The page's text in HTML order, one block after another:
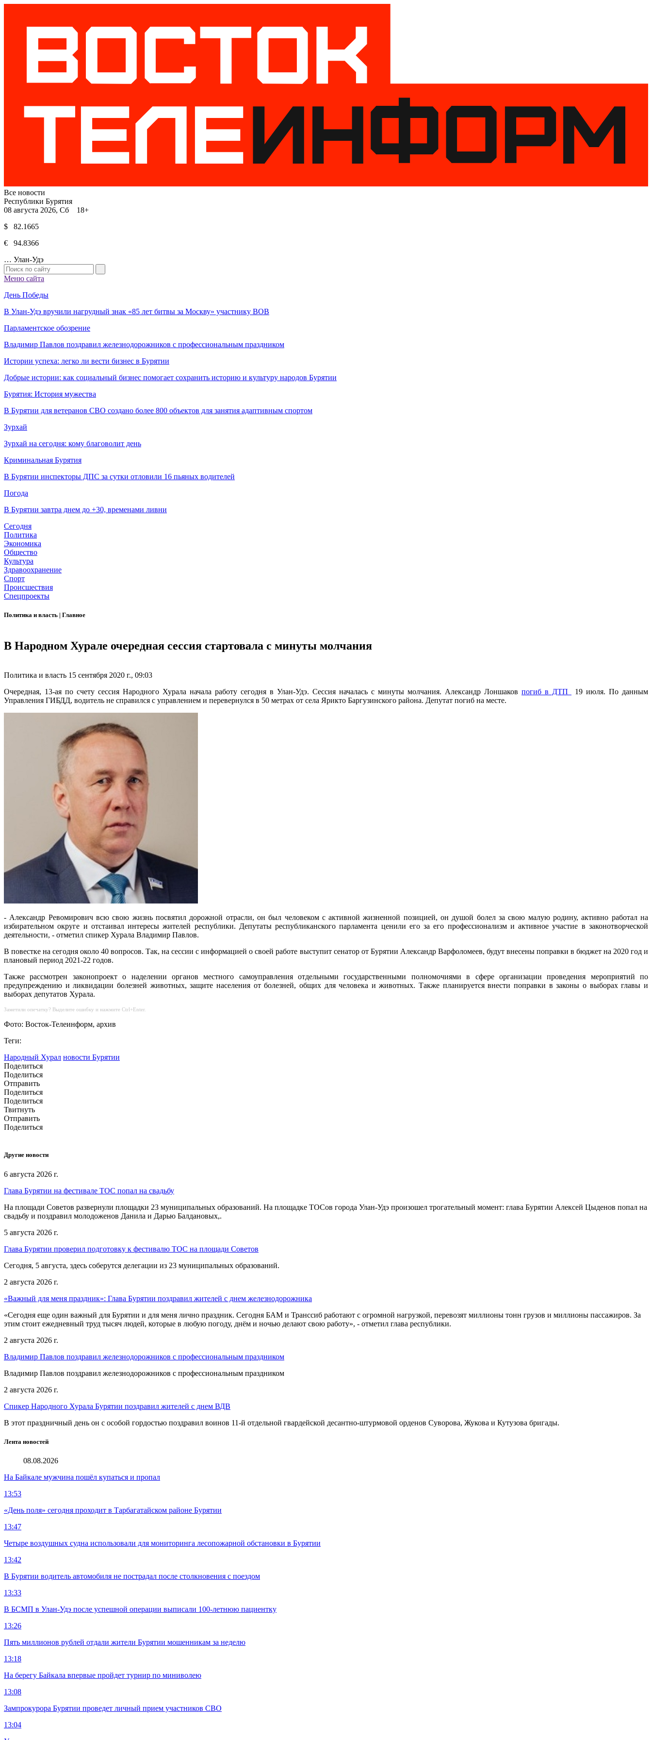
Все новости
Республики Бурятия
08 августа 2026, Сб 18+
$ 82.1665
€ 94.8366
… Улан-Удэ
Меню сайта
День Победы
В Улан-Удэ вручили нагрудный знак «85 лет битвы за Москву» участнику ВОВ
Парламентское обозрение
Владимир Павлов поздравил железнодорожников с профессиональным праздником
Истории успеха: легко ли вести бизнес в Бурятии
Добрые истории: как социальный бизнес помогает сохранить историю и культуру народов Бурятии
Бурятия: История мужества
В Бурятии для ветеранов СВО создано более 800 объектов для занятия адаптивным спортом
Зурхай
Зурхай на сегодня: кому благоволит день
Криминальная Бурятия
В Бурятии инспекторы ДПС за сутки отловили 16 пьяных водителей
Погода
В Бурятии завтра днем до +30, временами ливни
Сегодня
Политика
Экономика
Общество
Культура
Здравоохранение
Спорт
Происшествия
Спецпроекты
Политика и власть | Главное
В Народном Хурале очередная сессия стартовала с минуты молчания
Политика и власть 15 сентября 2020 г., 09:03
Очередная, 13-ая по счету сессия Народного Хурала начала работу сегодня в Улан-Удэ. Сессия началась с минуты молчания. Александр Лоншаков погиб в ДТП
19 июля. По данным
Управления ГИБДД, водитель не справился с управлением и перевернулся в 50 метрах от села Ярикто Баргузинского района. Депутат погиб на месте.
- Александр Ревомирович всю свою жизнь посвятил дорожной отрасли, он был человеком с активной жизненной позицией, он душой болел за свою малую родину, активно работал на
избирательном округе и отстаивал интересы жителей республики. Депутаты республиканского парламента ценили его за его профессионализм и активное участие в законотворческой
деятельности, - отметил спикер Хурала Владимир Павлов.
В повестке на сегодня около 40 вопросов. Так, на сессии с информацией о своей работе выступит сенатор от Бурятии Александр Варфоломеев, будут внесены поправки в бюджет на 2020 год и
плановый период 2021-22 годов.
Также рассмотрен законопроект о наделении органов местного самоуправления отдельными государственными полномочиями в сфере организации проведения мероприятий по
предупреждению и ликвидации болезней животных, защите населения от болезней, общих для человека и животных. Также планируется внести поправки в законы о выборах главы и
выборах депутатов Хурала.
Заметили опечатку? Выделите ошибку и нажмите Ctrl+Enter.
Фото: Восток-Телеинформ, архив
Теги:
Народный Хурал новости Бурятии
Поделиться
Поделиться
Отправить
Поделиться
Поделиться
Твитнуть
Отправить
Поделиться
Другие новости
6 августа 2026 г.
Глава Бурятии на фестивале ТОС попал на свадьбу
На площади Советов развернули площадки 23 муниципальных образований. На площадке ТОСов города Улан-Удэ произошел трогательный момент: глава Бурятии Алексей Цыденов попал на
свадьбу и поздравил молодоженов Данила и Дарью Балдановых,.
5 августа 2026 г.
Глава Бурятии проверил подготовку к фестивалю ТОС на площади Советов
Сегодня, 5 августа, здесь соберутся делегации из 23 муниципальных образований.
2 августа 2026 г.
«Важный для меня праздник»: Глава Бурятии поздравил жителей с днем железнодорожника
«Сегодня еще один важный для Бурятии и для меня лично праздник. Сегодня БАМ и Транссиб работают с огромной нагрузкой, перевозят миллионы тонн грузов и миллионы пассажиров. За
этим стоит ежедневный труд тысяч людей, которые в любую погоду, днём и ночью делают свою работу», - отметил глава республики.
2 августа 2026 г.
Владимир Павлов поздравил железнодорожников с профессиональным праздником
Владимир Павлов поздравил железнодорожников с профессиональным праздником
2 августа 2026 г.
Спикер Народного Хурала Бурятии поздравил жителей с днем ВДВ
В этот праздничный день он с особой гордостью поздравил воинов 11-й отдельной гвардейской десантно-штурмовой орденов Суворова, Жукова и Кутузова бригады.
Лента новостей
08.08.2026
На Байкале мужчина пошёл купаться и пропал
13:53
«День поля» сегодня проходит в Тарбагатайском районе Бурятии
13:47
Четыре воздушных судна использовали для мониторинга лесопожарной обстановки в Бурятии
13:42
В Бурятии водитель автомобиля не пострадал после столкновения с поездом
13:33
В БСМП в Улан-Удэ после успешной операции выписали 100-летнюю пациентку
13:26
Пять миллионов рублей отдали жители Бурятии мошенникам за неделю
13:18
На берегу Байкала впервые пройдет турнир по миниволею
13:08
Зампрокурора Бурятии проведет личный прием участников СВО
13:04